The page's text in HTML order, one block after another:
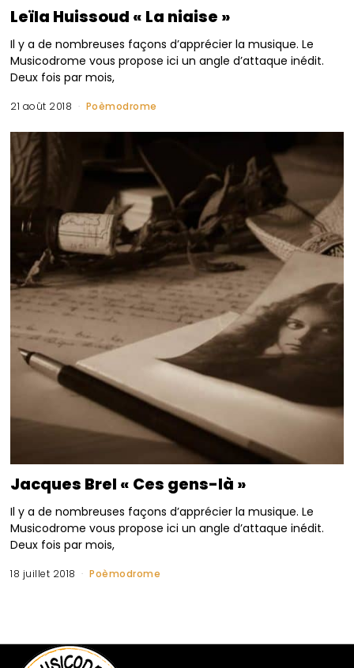
Leïla Huissoud « La niaise »
Il y a de nombreuses façons d’apprécier la musique. Le
Musicodrome vous propose ici un angle d’attaque inédit.
Deux fois par mois,
21 août 2018 Poèmodrome
Jacques Brel « Ces gens-là »
Il y a de nombreuses façons d’apprécier la musique. Le
Musicodrome vous propose ici un angle d’attaque inédit.
Deux fois par mois,
18 juillet 2018 Poèmodrome